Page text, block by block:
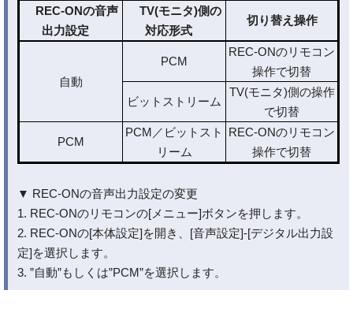
REC-ONの音声
出力設定
TV(モニタ)側の
対応形式
切り替え操作
自動
PCM
REC-ONのリモコン
操作で切替
ビットストリーム
TV(モニタ)側の操作
で切替
PCM
PCM／ビットスト
リーム
REC-ONのリモコン
操作で切替
▼ REC-ONの音声出力設定の変更
1. REC-ONのリモコンの[メニュー]ボタンを押します。
2. REC-ONの[本体設定]を開き、[音声設定]-[デジタル出力設
定]を選択します。
3. ”自動”もしくは”PCM”を選択します。